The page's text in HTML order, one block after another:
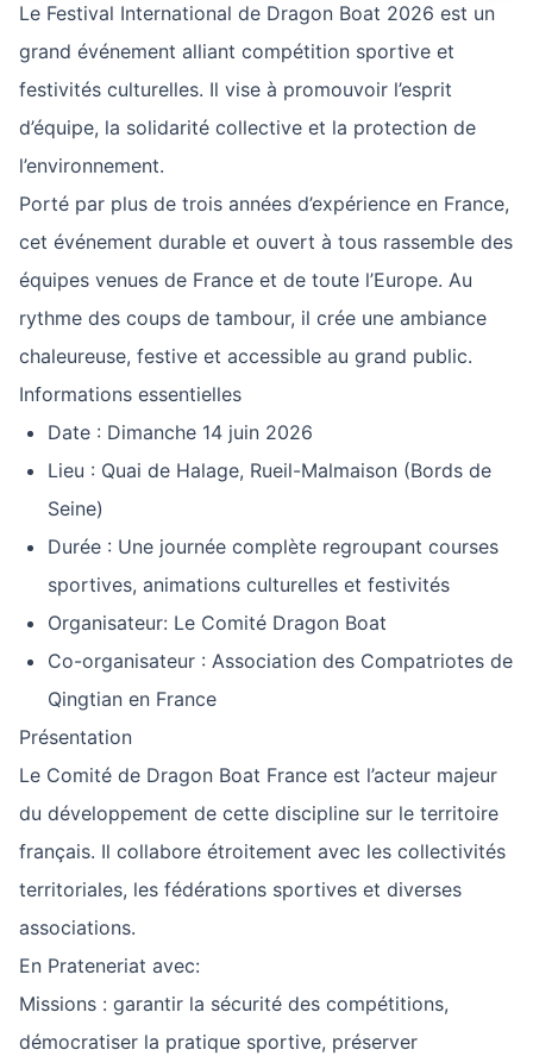
Le Festival International de Dragon Boat 2026 est un
grand événement alliant compétition sportive et
festivités culturelles. Il vise à promouvoir l’esprit
d’équipe, la solidarité collective et la protection de
l’environnement.
Porté par plus de trois années d’expérience en France,
cet événement durable et ouvert à tous rassemble des
équipes venues de France et de toute l’Europe. Au
rythme des coups de tambour, il crée une ambiance
chaleureuse, festive et accessible au grand public.
Informations essentielles
Date : Dimanche 14 juin 2026
Lieu : Quai de Halage, Rueil-Malmaison (Bords de
Seine)
Durée : Une journée complète regroupant courses
sportives, animations culturelles et festivités
Organisateur: Le Comité Dragon Boat
Co-organisateur : Association des Compatriotes de
Qingtian en France
Présentation
Le Comité de Dragon Boat France est l’acteur majeur
du développement de cette discipline sur le territoire
français. Il collabore étroitement avec les collectivités
territoriales, les fédérations sportives et diverses
associations.
En Prateneriat avec:
Missions : garantir la sécurité des compétitions,
démocratiser la pratique sportive, préserver